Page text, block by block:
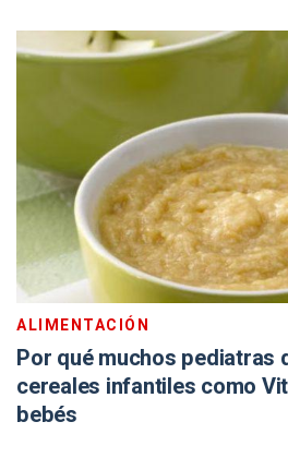
ALIMENTACIÓN
Por qué muchos pediatras
cereales infantiles como
bebés